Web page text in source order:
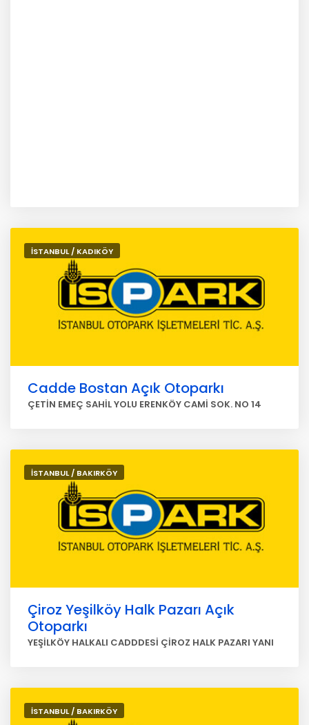
İSTANBUL / KADIKÖY
Cadde Bostan Açık Otoparkı
ÇETİN EMEÇ SAHİL YOLU ERENKÖY CAMİ SOK. NO 14
İSTANBUL / BAKIRKÖY
Çiroz Yeşilköy Halk Pazarı Açık
Otoparkı
YEŞİLKÖY HALKALI CADDDESİ ÇİROZ HALK PAZARI YANI
İSTANBUL / BAKIRKÖY